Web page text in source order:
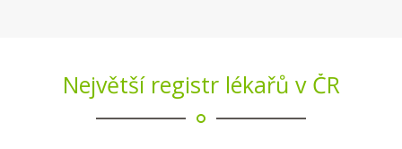
Největší registr lékařů v ČR